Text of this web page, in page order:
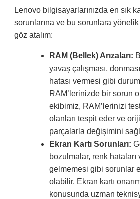
Lenovo bilgisayarlarınızda en sık
sorunlarına ve bu sorunlara
göz atalım:
RAM (Bellek) Arızaları:
yavaş çalışması,
hatası vermesi gibi
RAM’lerinizde bir sorun
ekibimiz, RAM’lerinizi
olanları tespit eder ve
parçalarla değişimini
Ekran Kartı Sorunları:
bozulmalar, renk
gelmemesi gibi sorunlar
olabilir. Ekran kartı
konusunda uzman